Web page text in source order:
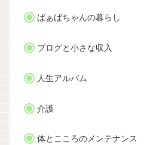
ばぁばちゃんの暮らし
ブログと小さな収入
人生アルバム
介護
体とこころのメンテナンス